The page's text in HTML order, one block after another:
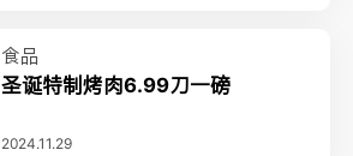
食品
圣诞特制烤肉6.99刀一磅
2024.11.29